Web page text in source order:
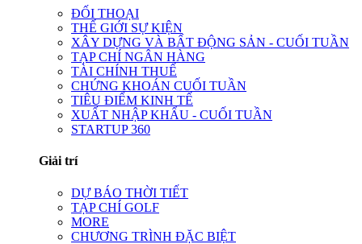
ĐỐI THOẠI
THẾ GIỚI SỰ KIỆN
XÂY DỰNG VÀ BẤT ĐỘNG SẢN - CUỐI TUẦN
TẠP CHÍ NGÂN HÀNG
TÀI CHÍNH THUẾ
CHỨNG KHOÁN CUỐI TUẦN
TIÊU ĐIỂM KINH TẾ
XUẤT NHẬP KHẨU - CUỐI TUẦN
STARTUP 360
Giải trí
DỰ BÁO THỜI TIẾT
TẠP CHÍ GOLF
MORE
CHƯƠNG TRÌNH ĐẶC BIỆT